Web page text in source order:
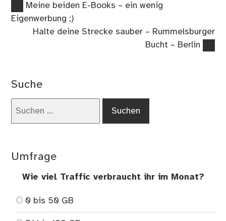
Beitragsnavigation
Vorheriger
Beitrag:
Meine beiden E-Books – ein wenig
Eigenwerbung ;)
Nächster
Halte deine Strecke sauber – Rummelsburger
Bucht – Berlin
Suche
Umfrage
Wie viel Traffic verbraucht ihr im Monat?
0 bis 50 GB